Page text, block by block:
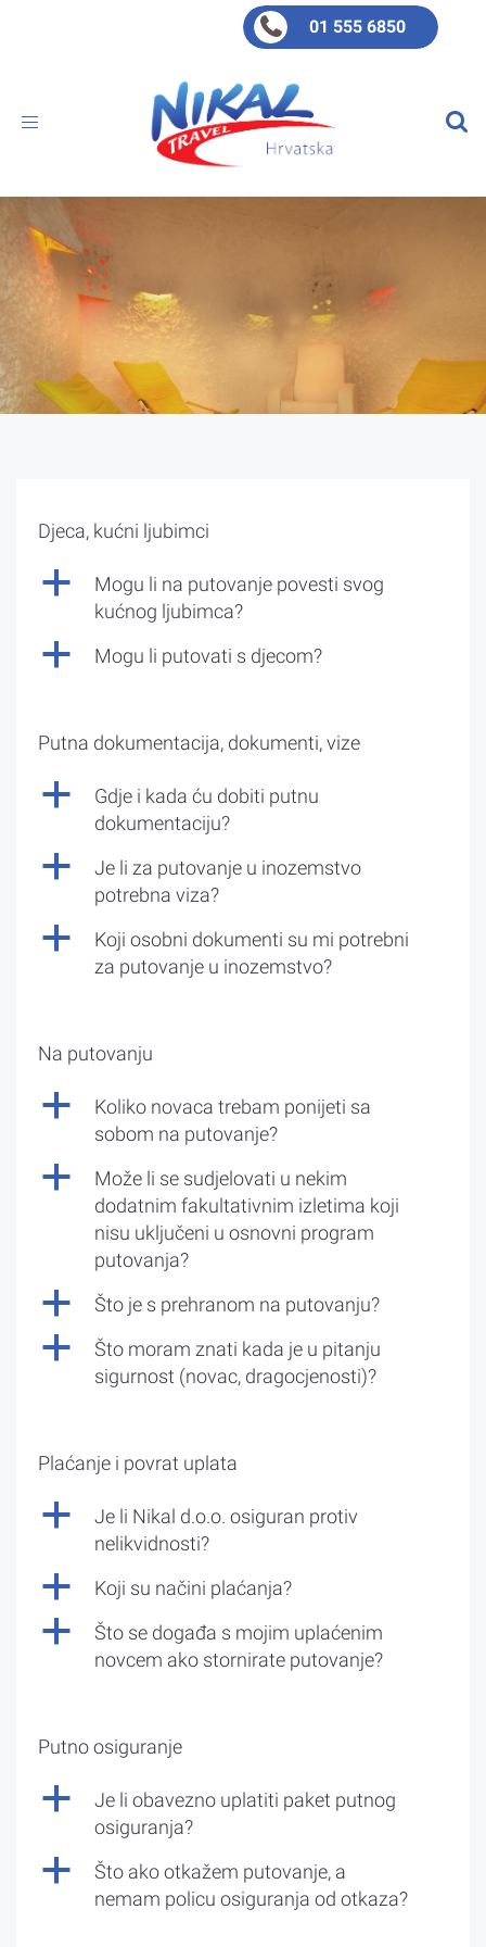
01 555 6850
Toggle
Djeca, kućni ljubimci
a
Mogu li na putovanje povesti svog
kućnog ljubimca?
a Mogu li putovati s djecom?
Putna dokumentacija, dokumenti, vize
a
Gdje i kada ću dobiti putnu
dokumentaciju?
a
Je li za putovanje u inozemstvo
potrebna viza?
a
Koji osobni dokumenti su mi potrebni
za putovanje u inozemstvo?
Na putovanju
a
Koliko novaca trebam ponijeti sa
sobom na putovanje?
a
Može li se sudjelovati u nekim
dodatnim fakultativnim izletima koji
nisu uključeni u osnovni program
putovanja?
a Što je s prehranom na putovanju?
a
Što moram znati kada je u pitanju
sigurnost (novac, dragocjenosti)?
Plaćanje i povrat uplata
a
Je li Nikal d.o.o. osiguran protiv
nelikvidnosti?
a Koji su načini plaćanja?
a
Što se događa s mojim uplaćenim
novcem ako stornirate putovanje?
Putno osiguranje
a
Je li obavezno uplatiti paket putnog
osiguranja?
a
Što ako otkažem putovanje, a
nemam policu osiguranja od otkaza?